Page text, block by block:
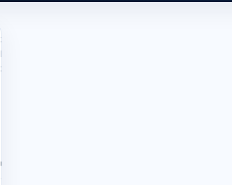
26
Квітня,
2023
доопрацювати